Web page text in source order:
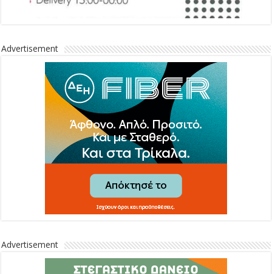
Advertisement
Advertisement